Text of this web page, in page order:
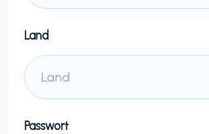
Land
Passwort